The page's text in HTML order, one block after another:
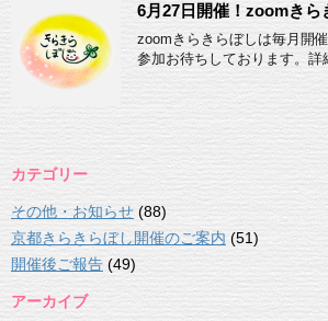
6月27日開催！zoomきら
zoomきらきらぼしは毎月開催
参加お待ちしております。詳
カテゴリー
その他・お知らせ (88)
京都きらきらぼし開催のご案内(51)
開催後ご報告 (49)
アーカイブ